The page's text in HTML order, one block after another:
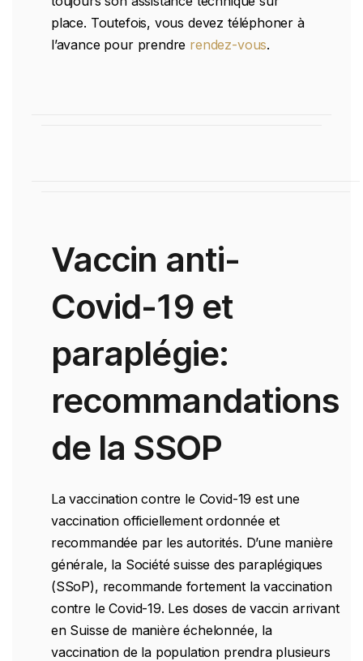
place. Toutefois, vous devez téléphoner à
l’avance pour prendre rendez-vous.
Vaccin anti-
Covid-19 et
paraplégie:
recommandations
de la SSOP
La vaccination contre le Covid-19 est une
vaccination officiellement ordonnée et
recommandée par les autorités. D’une manière
générale, la Société suisse des paraplégiques
(SSoP), recommande fortement la vaccination
contre le Covid-19. Les doses de vaccin arrivant
en Suisse de manière échelonnée, la
vaccination de la population prendra plusieurs